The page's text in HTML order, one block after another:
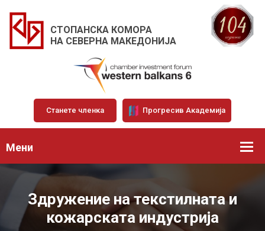
СТОПАНСКА КОМОРА
НА СЕВЕРНА МАКЕДОНИЈА
Станете членка Прогресив Академија
Мени
Здружение на текстилната и
кожарската индустрија